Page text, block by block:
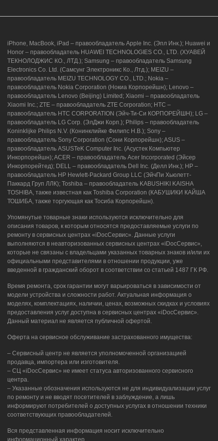
iPhone, MacBook, iPad – правообладатель Apple Inc. (Эпл Инк.); Huawei и
Honor – правообладатель HUAWEI TECHNOLOGIES CO., LTD. (ХУАВЕЙ
ТЕКНОЛОДЖИС КО., ЛТД.); Samsung – правообладатель Samsung
Electronics Co. Ltd. (Самсунг Электроникс Ко., Лтд.); MEIZU –
правообладатель MEIZU TECHNOLOGY CO., LTD.; Nokia –
правообладатель Nokia Corporation (Нокиа Корпорейшн); Lenovo –
правообладатель Lenovo (Beijing) Limited; Xiaomi – правообладатель
Xiaomi Inc.; ZTE – правообладатель ZTE Corporation; HTC –
правообладатель HTC CORPORATION (Эйч-Ти-Си КОРПОРЕЙШН); LG –
правообладатель LG Corp. (ЭлДжи Корп.); Philips – правообладатель
Koninklijke Philips N.V. (Конинклийке Филипс Н.В.); Sony –
правообладатель Sony Corporation (Сони Корпорейшн); ASUS –
правообладатель ASUSTeK Computer Inc. (Асустек Компьютер
Инкорпорейшн); ACER – правообладатель Acer Incorporated (Эйсер
Инкорпорейтед); DELL – правообладатель Dell Inc. (Делл Инк.); HP –
правообладатель HP Hewlett-Packard Group LLC (ЭйчПи Хьюлетт-
Паккард Груп ЛЛК); Toshiba – правообладатель KABUSHIKI KAISHA
TOSHIBA, также известная как Toshiba Corporation (КАБУШИКИ КАЙША
ТОШИБА, также торгующая как Тосиба Корпорейшн).
Упомянутые товарные знаки используются исключительно для
описания товаров, к которым относятся предоставляемые услуги по
ремонту в сервисных центрах «iDocСервис». Данные услуги
выполняются в неавторизованных сервисных центрах «iDocСервис»,
которые не связаны с владельцами указанных товарных знаков и/или их
официальными представителями в отношении продукции, уже
введенной в гражданский оборот в соответствии со статьей 1487 ГК РФ.
Время ремонта, срок гарантии могут варьироваться в зависимости от
модели устройства и сложности работ. Актуальная информация о
моделях, комплектациях, наличии, ценах, возможных скидках и условиях
предоставления услуг доступна в сервисных центрах «iDocСервис».
Данный материал не является публичной офертой.
Оферта на сервисное обслуживание застрахованного имущества:
– Сервисный центр не является уполномоченной организацией
продавца, импортера или изготовителя.
– СЦ «iDocСервис» не имеет статуса авторизованного сервисного
центра.
– Указанные обозначения используются не для индивидуализации услуг
по ремонту и не вводят посетителей в заблуждение, а лишь
информируют потребителей о доступных услугах в отношении техники
соответствующих правообладателей.
Вся представленная информация носит исключительно
информационный характер.